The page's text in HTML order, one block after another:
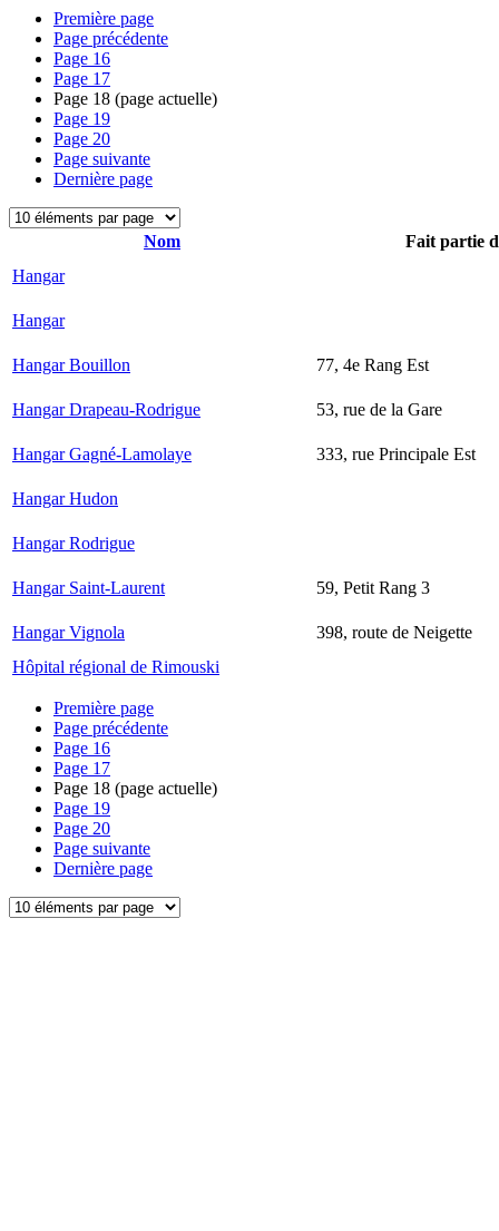
Première page
Page précédente
Page 16
Page 17
Page 18 (page actuelle)
Page 19
Page 20
Page suivante
Dernière page
Nom
Fait partie
Hangar
Hangar
Hangar Bouillon 77, 4e Rang Est
Hangar Drapeau-Rodrigue 53, rue de la Gare
Hangar Gagné-Lamolaye 333, rue Principale Est
Hangar Hudon
Hangar Rodrigue
Hangar Saint-Laurent 59, Petit Rang 3
Hangar Vignola
398, route de Neigette
Hôpital régional de Rimouski
Première page
Page précédente
Page 16
Page 17
Page 18 (page actuelle)
Page 19
Page 20
Page suivante
Dernière page